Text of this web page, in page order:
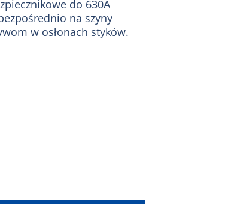
do 630A
na szyny
w osłonach styków.